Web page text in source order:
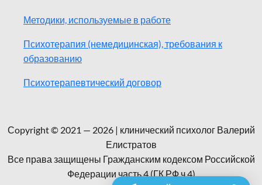
Методики, используемые в работе
Психотерапия (немедицинская), требования к
образованию
Психотерапевтический договор
Сopyright © 2021 — 2026 | клинический психолог Валерий
Елистратов
Все права защищены Гражданским кодексом Российской
Федерации часть 4 (ГК РФ ч.4)